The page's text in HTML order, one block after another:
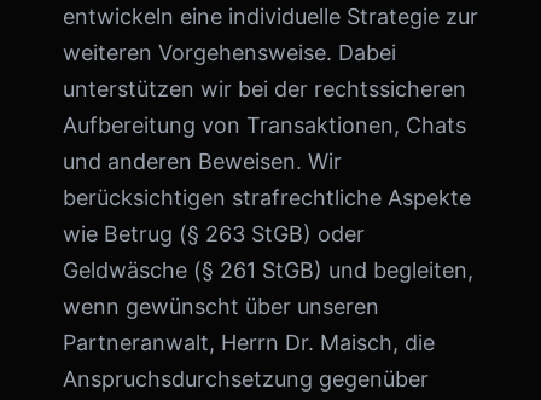
entwickeln eine individuelle Strategie zur
weiteren Vorgehensweise. Dabei
unterstützen wir bei der rechtssicheren
Aufbereitung von Transaktionen, Chats
und anderen Beweisen. Wir
berücksichtigen strafrechtliche Aspekte
wie Betrug (§ 263 StGB) oder
Geldwäsche (§ 261 StGB) und begleiten,
wenn gewünscht über unseren
Partneranwalt, Herrn Dr. Maisch, die
Anspruchsdurchsetzung gegenüber